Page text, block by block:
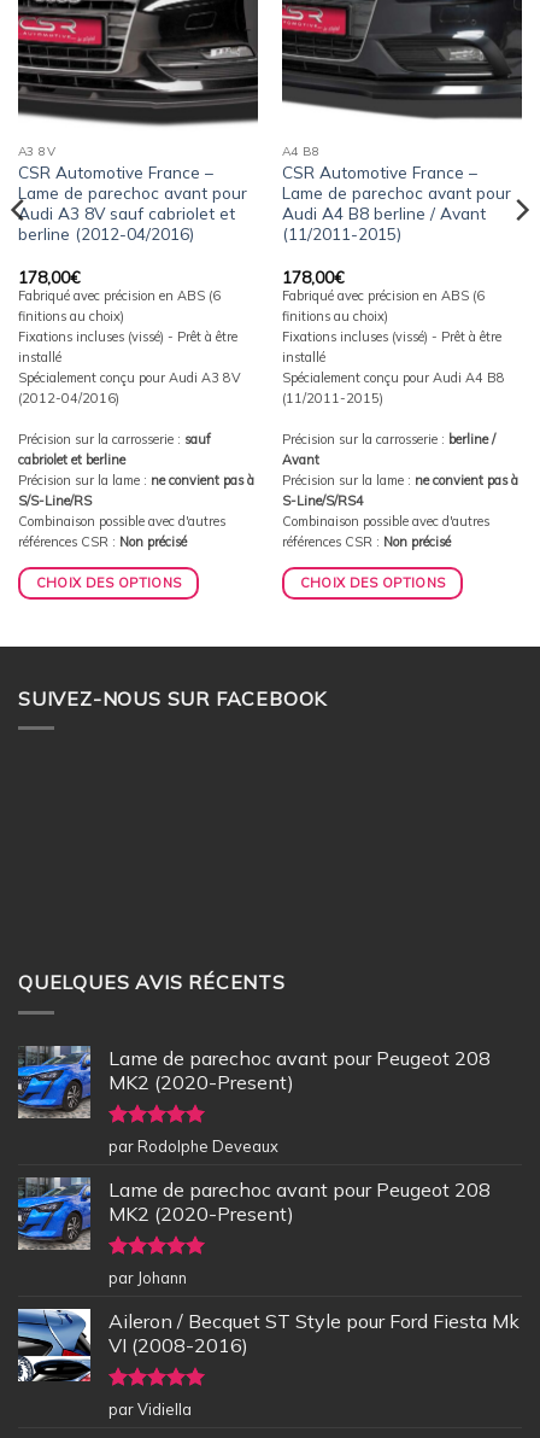
A3 8V
CSR Automotive France –
Lame de parechoc avant pour
Audi A3 8V sauf cabriolet et
berline (2012-04/2016)
178,00€
Fabriqué avec précision en ABS (6
finitions au choix)
Fixations incluses (vissé) - Prêt à être
installé
Spécialement conçu pour Audi A3 8V
(2012-04/2016)
Précision sur la carrosserie : sauf
cabriolet et berline
Précision sur la lame : ne convient pas à
S/S-Line/RS
Combinaison possible avec d'autres
références CSR : Non précisé
CHOIX DES OPTIONS
A4 B8
CSR Automotive France –
Lame de parechoc avant pour
Audi A4 B8 berline / Avant
(11/2011-2015)
178,00€
Fabriqué avec précision en ABS (6
finitions au choix)
Fixations incluses (vissé) - Prêt à être
installé
Spécialement conçu pour Audi A4 B8
(11/2011-2015)
Précision sur la carrosserie : berline /
Avant
Précision sur la lame : ne convient pas à
S-Line/S/RS4
Combinaison possible avec d'autres
références CSR : Non précisé
CHOIX DES OPTIONS
SUIVEZ-NOUS SUR FACEBOOK
QUELQUES AVIS RÉCENTS
Lame de parechoc avant pour Peugeot 208
MK2 (2020-Present)
Note5sur
5
par Rodolphe Deveaux
Lame de parechoc avant pour Peugeot 208
MK2 (2020-Present)
Note5sur
5
par Johann
Aileron / Becquet ST Style pour Ford Fiesta Mk
VI (2008-2016)
Note5sur
5
par Vidiella